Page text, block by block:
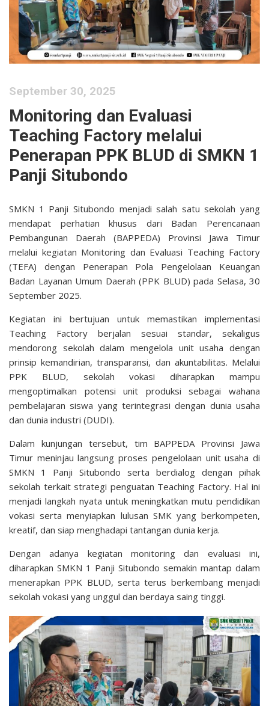
September 30, 2025
Monitoring dan Evaluasi
Teaching Factory melalui
Penerapan PPK BLUD di SMKN 1
Panji Situbondo
SMKN 1 Panji Situbondo menjadi salah satu sekolah yang
mendapat perhatian khusus dari Badan Perencanaan
Pembangunan Daerah (BAPPEDA) Provinsi Jawa Timur
melalui kegiatan Monitoring dan Evaluasi Teaching Factory
(TEFA) dengan Penerapan Pola Pengelolaan Keuangan
Badan Layanan Umum Daerah (PPK BLUD) pada Selasa, 30
September 2025.
Kegiatan ini bertujuan untuk memastikan implementasi
Teaching Factory berjalan sesuai standar, sekaligus
mendorong sekolah dalam mengelola unit usaha dengan
prinsip kemandirian, transparansi, dan akuntabilitas. Melalui
PPK BLUD, sekolah vokasi diharapkan mampu
mengoptimalkan potensi unit produksi sebagai wahana
pembelajaran siswa yang terintegrasi dengan dunia usaha
dan dunia industri (DUDI).
Dalam kunjungan tersebut, tim BAPPEDA Provinsi Jawa
Timur meninjau langsung proses pengelolaan unit usaha di
SMKN 1 Panji Situbondo serta berdialog dengan pihak
sekolah terkait strategi penguatan Teaching Factory. Hal ini
menjadi langkah nyata untuk meningkatkan mutu pendidikan
vokasi serta menyiapkan lulusan SMK yang berkompeten,
kreatif, dan siap menghadapi tantangan dunia kerja.
Dengan adanya kegiatan monitoring dan evaluasi ini,
diharapkan SMKN 1 Panji Situbondo semakin mantap dalam
menerapkan PPK BLUD, serta terus berkembang menjadi
sekolah vokasi yang unggul dan berdaya saing tinggi.